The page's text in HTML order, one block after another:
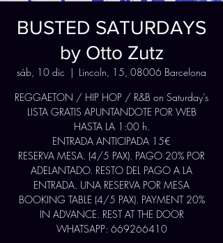
BUSTED SATURDAYS
by Otto Zutz
sáb, 10 dic
  |
Lincoln, 15, 08006 Barcelona
REGGAETON / HIP HOP / R&B on Saturday’s
LISTA GRATIS APUNTANDOTE POR WEB
HASTA LA 1:00 h.
ENTRADA ANTICIPADA 15€
RESERVA MESA. (4/5 PAX). PAGO 20% POR
ADELANTADO. RESTO DEL PAGO A LA
ENTRADA. UNA RESERVA POR MESA
BOOKING TABLE (4/5 PAX). PAYMENT 20%
IN ADVANCE. REST AT THE DOOR
WHATSAPP: 669266410